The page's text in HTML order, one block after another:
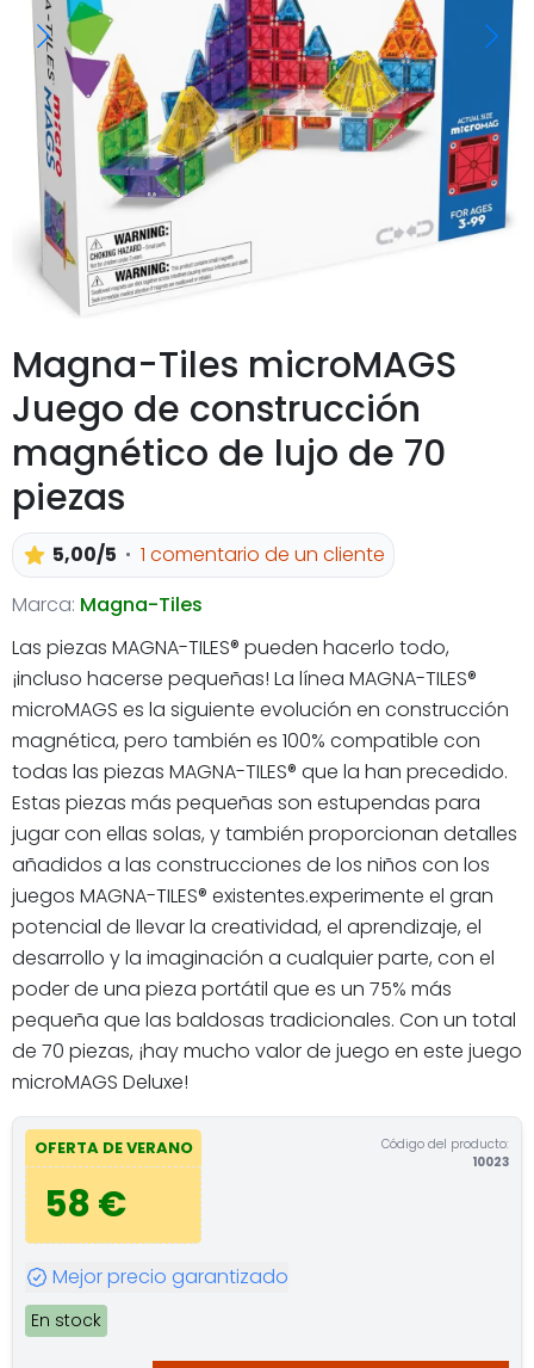
Magna-Tiles microMAGS
Juego de construcción
magnético de lujo de 70
piezas
5,00/5
1 comentario de un cliente
Marca: Magna-Tiles
Las piezas MAGNA-TILES® pueden hacerlo todo,
¡incluso hacerse pequeñas! La línea MAGNA-TILES®
microMAGS es la siguiente evolución en construcción
magnética, pero también es 100% compatible con
todas las piezas MAGNA-TILES® que la han precedido.
Estas piezas más pequeñas son estupendas para
jugar con ellas solas, y también proporcionan detalles
añadidos a las construcciones de los niños con los
juegos MAGNA-TILES® existentes.experimente el gran
potencial de llevar la creatividad, el aprendizaje, el
desarrollo y la imaginación a cualquier parte, con el
poder de una pieza portátil que es un 75% más
pequeña que las baldosas tradicionales. Con un total
de 70 piezas, ¡hay mucho valor de juego en este juego
microMAGS Deluxe!
OFERTA DE VERANO
58 €
Código del producto:
10023
Mejor precio garantizado
En stock